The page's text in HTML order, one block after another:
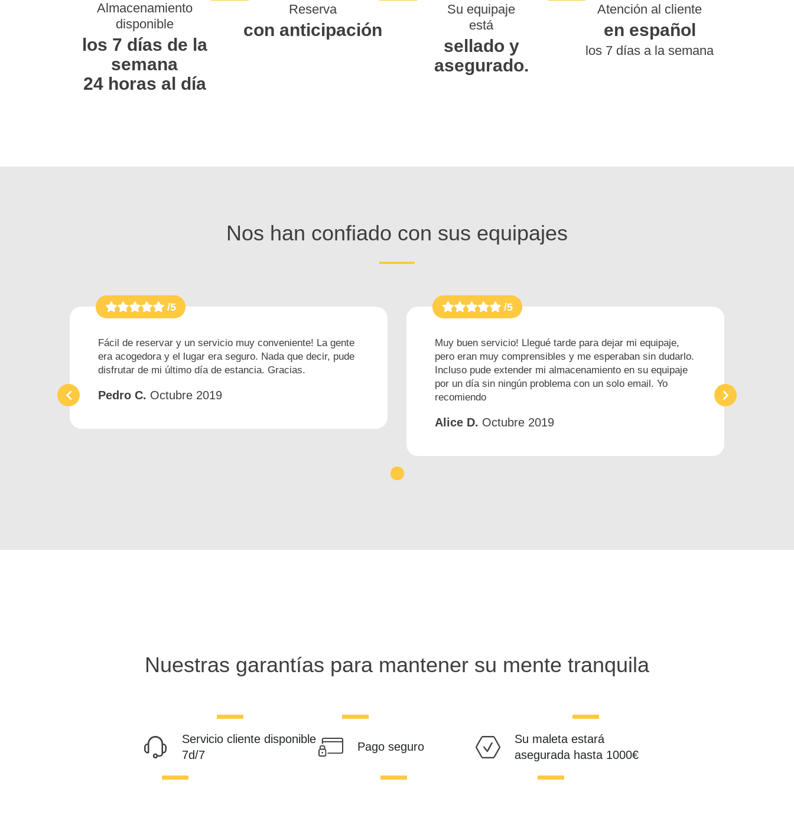
Almacenamiento
disponible
los 7 días de la
semana
24 horas al día
Reserva
con anticipación
Su equipaje
está
sellado y
asegurado.
Atención al cliente
en español
los 7 días a la semana
Nos han confiado con sus equipajes
/5
Fácil de reservar y un servicio muy conveniente! La gente
era acogedora y el lugar era seguro. Nada que decir, pude
disfrutar de mi último día de estancia. Gracias.
Pedro C. Octubre 2019
/5
Muy buen servicio! Llegué tarde para dejar mi equipaje,
pero eran muy comprensibles y me esperaban sin dudarlo.
Incluso pude extender mi almacenamiento en su equipaje
por un día sin ningún problema con un solo email. Yo
recomiendo
Alice D. Octubre 2019
Nuestras garantías para mantener su mente tranquila
Servicio cliente disponible
7d/7
Pago seguro
Su maleta estará
asegurada hasta 1000€